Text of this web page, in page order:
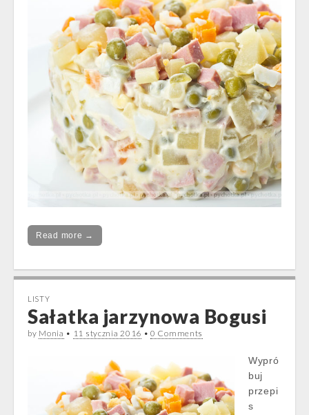
Read more →
LISTY
Sałatka jarzynowa Bogusi
by Monia • 11 stycznia 2016 •0 Comments
Wypró
buj
przepi
s